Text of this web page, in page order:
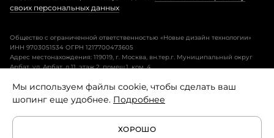
своих персональных данных
Общество с ограниченной ответственностью «Новые дизайн технологии»
ИНН 9703051534 ОГРН 1217700473605
Адрес местонахождения: 119019, г. Москва, вн.тер.г. Муниципальный округ
Арбат, ул. Арбат, д.11, этаж 2, помещ.1, ком. 4.
Пользовательское соглашение
Политика конфиденциальности
Мы используем файлы cookie, чтобы сделать ваш
шопинг еще удобнее. Подробнее
ХОРОШО